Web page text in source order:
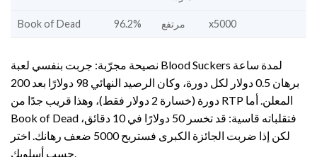
Book of Dead 96.2% مرتفع x5000
نصيحة مجرّبة: جربت بنفسي لعبة Blood Suckers لمدة ساعة
برهان 0.5 دولار لكل دورة، وكان الرصيد النهائي 98 دولارًا بعد 200
دورة (خسارة 2 دولار فقط)، وهذا قريب جدًا من RTP المعلن. أما
Book of Dead فتقلباته قاسية: قد تخسر 50 دولارًا في 10 دقائق،
لكن إذا ضربت الجائزة الكبرى فستربح 5000 ضعف رهانك. اختر